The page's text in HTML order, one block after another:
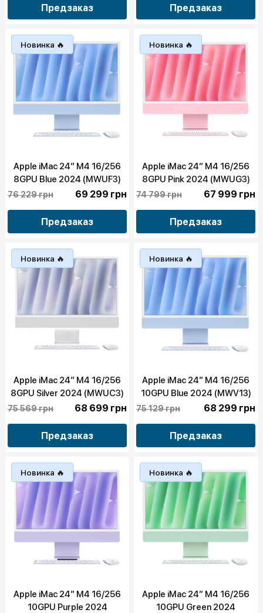
Предзаказ Предзаказ
Новинка 🔥
Apple iMac 24” M4 16/256
8GPU Blue 2024 (MWUF3)
76 229 грн 69 299 грн
Предзаказ
Новинка 🔥
Apple iMac 24” M4 16/256
8GPU Pink 2024 (MWUG3)
74 799 грн 67 999 грн
Предзаказ
Новинка 🔥
Apple iMac 24” M4 16/256
8GPU Silver 2024 (MWUC3)
75 569 грн 68 699 грн
Предзаказ
Новинка 🔥
Apple iMac 24” M4 16/256
10GPU Blue 2024 (MWV13)
75 129 грн 68 299 грн
Предзаказ
Новинка 🔥
Apple iMac 24” M4 16/256
10GPU Purple 2024
Новинка 🔥
Apple iMac 24” M4 16/256
10GPU Green 2024